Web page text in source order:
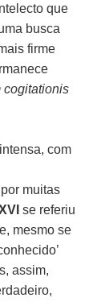
que
busca
firme
cogitationis
com
muitas
se referiu
mesmo se
assim,